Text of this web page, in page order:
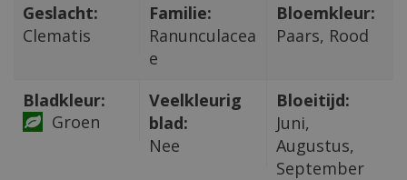
Geslacht:
Clematis
Familie:
Ranunculacea
e
Bloemkleur:
Paars, Rood
Bladkleur:
Groen
Veelkleurig
blad:
Nee
Bloeitijd:
Juni,
Augustus,
September